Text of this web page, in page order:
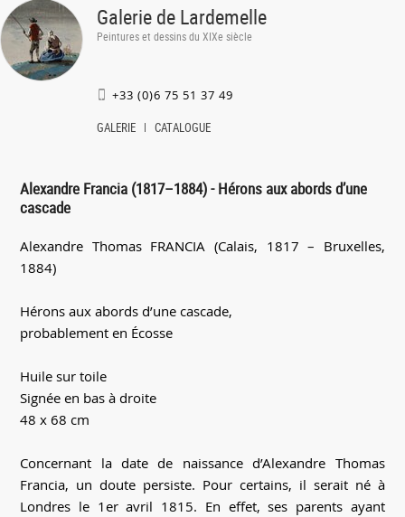
Galerie de Lardemelle
Peintures et dessins du XIXe siècle
+33 (0)6 75 51 37 49
GALERIE CATALOGUE
Alexandre Francia (1817–1884) - Hérons aux abords d’une
cascade
Alexandre Thomas FRANCIA (Calais, 1817 – Bruxelles,
1884)
Hérons aux abords d’une cascade,
probablement en Écosse
Huile sur toile
Signée en bas à droite
48 x 68 cm
Concernant la date de naissance d’Alexandre Thomas
Francia, un doute persiste. Pour certains, il serait né à
Londres le 1er avril 1815. En effet, ses parents ayant